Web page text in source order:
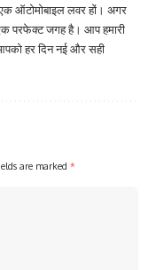
ऑटोमोबाइल लवर हों। अगर
परफेक्ट जगह है। आप हमारी
हर दिन नई और सही
are marked *